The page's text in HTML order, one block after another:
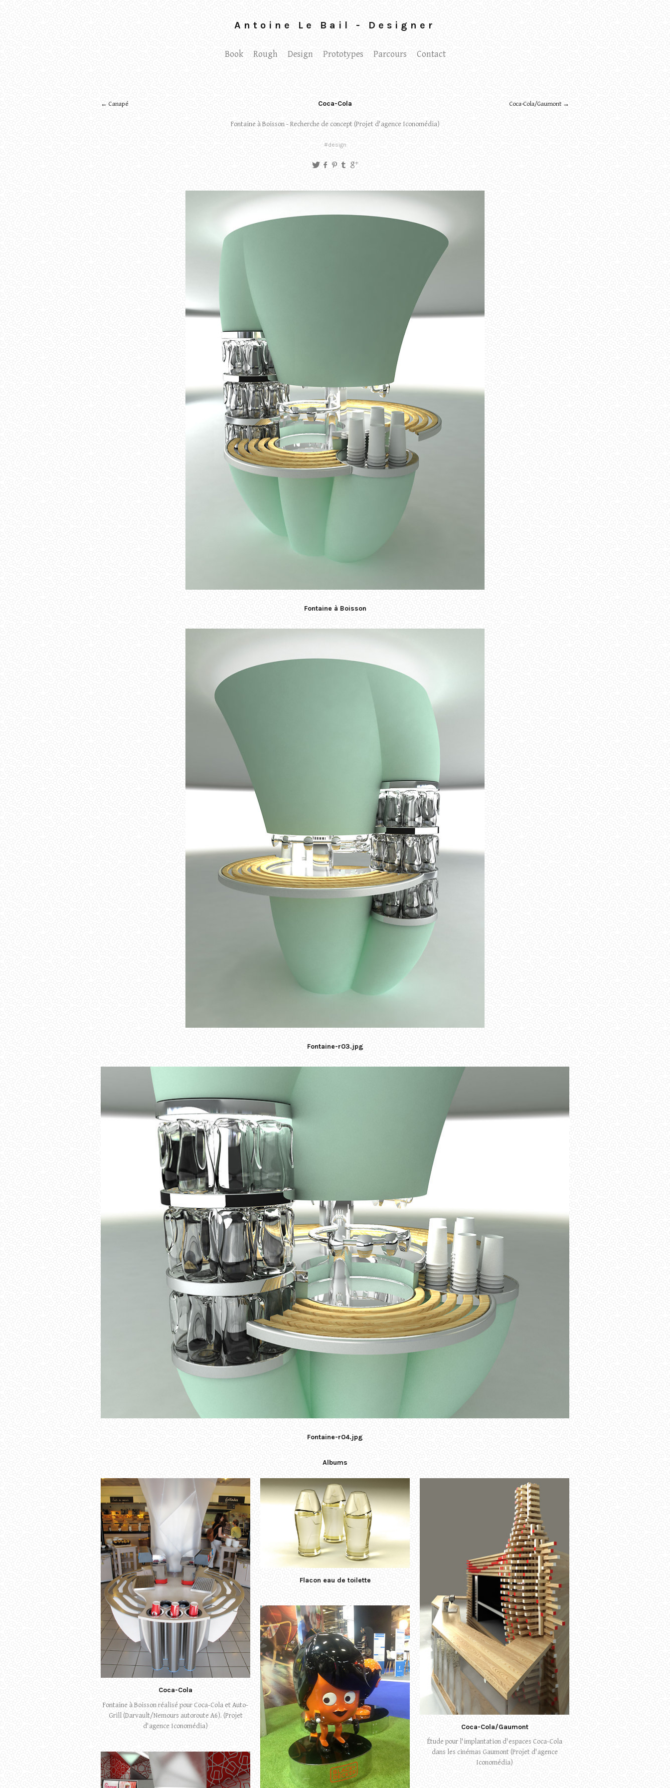
Antoine Le Bail - Designer
Book Rough Design Prototypes Parcours Contact
← Canapé Coca-Cola
Fontaine à Boisson - Recherche de concept (Projet d'agence Iconomédia)
Coca-Cola/Gaumont →
#design
Fontaine à Boisson
Fontaine-r03.jpg
Fontaine-r04.jpg
Albums
Coca-Cola
Fontaine à Boisson réalisé pour Coca-Cola et Auto-
Grill (Darvault/Nemours autoroute A6). (Projet
d'agence Iconomédia)
Flacon eau de toilette
Coca-Cola/Gaumont
Étude pour l'implantation d'espaces Coca-Cola
dans les cinémas Gaumont (Projet d'agence
Iconomédia)